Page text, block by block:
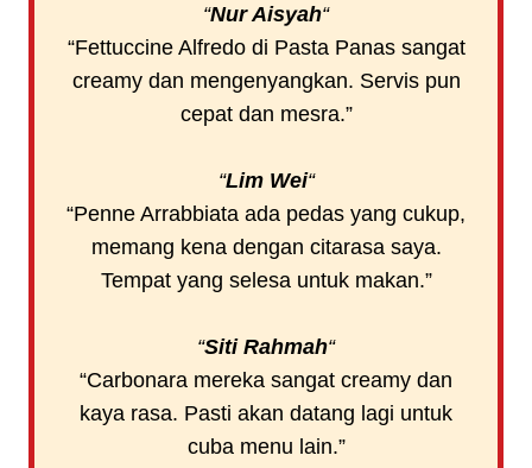
“Nur Aisyah“
“Fettuccine Alfredo di Pasta Panas sangat
creamy dan mengenyangkan. Servis pun
cepat dan mesra.”
“Lim Wei“
“Penne Arrabbiata ada pedas yang cukup,
memang kena dengan citarasa saya.
Tempat yang selesa untuk makan.”
“Siti Rahmah“
“Carbonara mereka sangat creamy dan
kaya rasa. Pasti akan datang lagi untuk
cuba menu lain.”